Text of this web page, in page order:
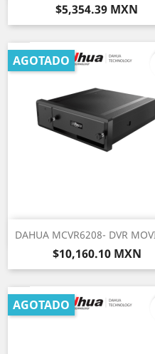
Precio
$5,354.39 MXN
DAHUA MCVR6208- DVR
Precio
$10,160.10 MXN
AGOTADO
Vista rápida
AGOTADO